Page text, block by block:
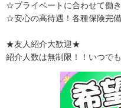
☆プライベートに合わせて働
☆安心の高待遇！各種保険完
★友人紹介大歓迎★
紹介人数は無制限！！いつで